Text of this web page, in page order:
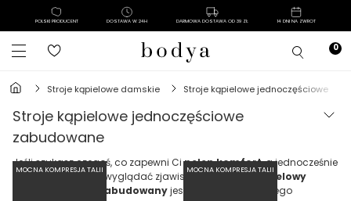
POLSKI PRODUCENT DOSTAWA W 24H DARMOWA DOSTAWA OD 39 ZŁ 14 DNI NA ZWROT
stroje kąpielowe damskie stroje kąpielowe jednoczęściowe
stroje kąpielowe jednoczęściowe
zabudowane
Jeśli szukasz czegoś, co zapewni Cipełen komfort, a jednocześnie
sprawi, że będziesz wyglądać zjawiskowo, tostrój kąpielowy
jednoczęściowy zabudowanyjest dokładnie tym, czego
MOCNA KOMPRESJA TALII MOCNA KOMPRESJA TALII